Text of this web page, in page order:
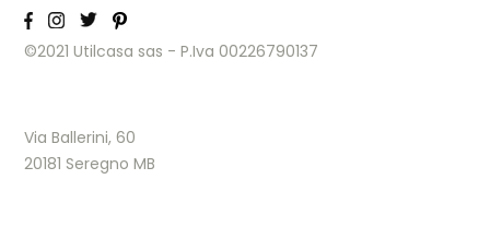
©2021 Utilcasa sas - P.Iva 00226790137
Via Ballerini, 60
20181 Seregno MB